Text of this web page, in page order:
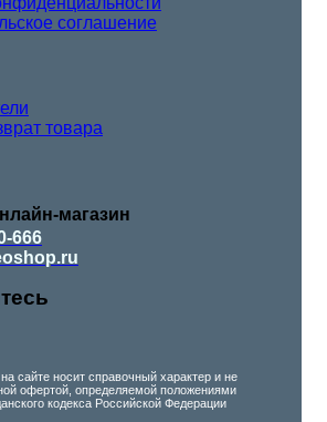
соглашение
товара
магазин
666
сайте носит справочный характер и не
офертой, определяемой положениями
кодекса Российской Федерации